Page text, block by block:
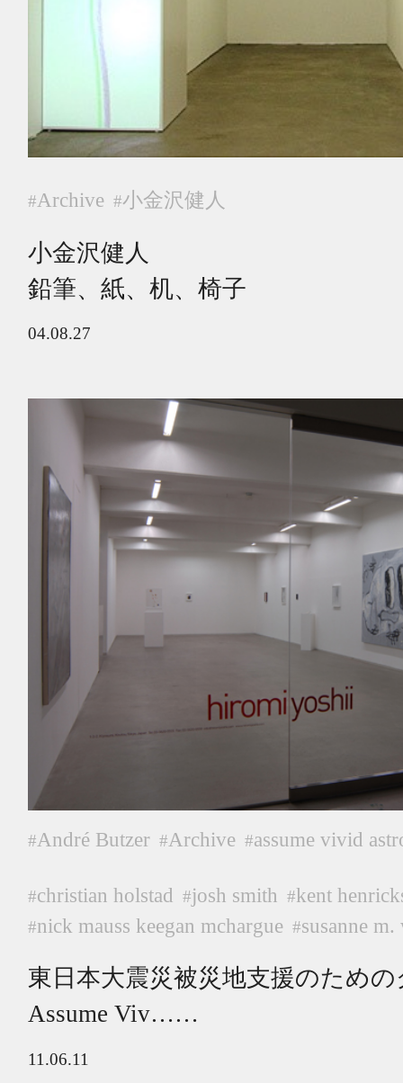
#Archive #小金沢健人
小金沢健人
鉛筆、紙、机、椅子
04.08.27
#André Butzer #Archive #assume vivid
#christian holstad #josh smith #kent
#nick mauss keegan mchargue #susanne
東日本大震災被災地支援のため
Assume Viv……
11.06.11